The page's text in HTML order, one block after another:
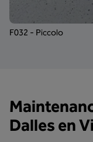
F032 - Piccolo
Dalles en